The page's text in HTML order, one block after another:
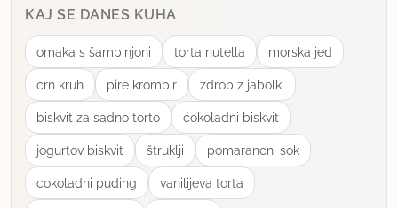
KAJ SE DANES KUHA
omaka s šampinjoni torta nutella morska jed
crn kruh pire krompir zdrob z jabolki
biskvit za sadno torto ćokoladni biskvit
jogurtov biskvit štruklji pomarancni sok
cokoladni puding vanilijeva torta